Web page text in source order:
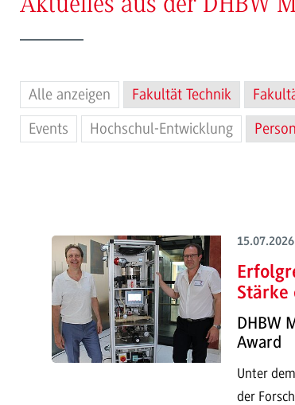
Aktuelles aus der DHBW
Alle anzeigen Fakultät Technik
Events
Hochschul-Entwicklung
Stärke
DHBW
Award
Unter
der